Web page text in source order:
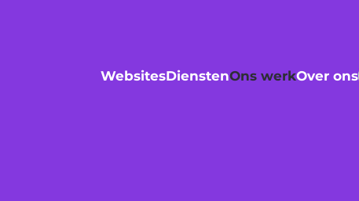
WebsitesDienstenOns werkOver ons